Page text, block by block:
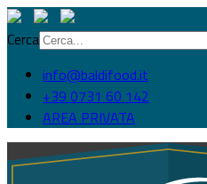
Cerca
info@baldifood.it
+39 0731 60 142
AREA PRIVATA